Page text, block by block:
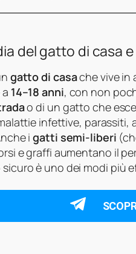
del gatto di casa
gatto di casache vive in
14–18 anni, con non
o di un gatto che
infettive, parassiti,
igatti semi-liberi
e graffi aumentano il
è uno dei modi più